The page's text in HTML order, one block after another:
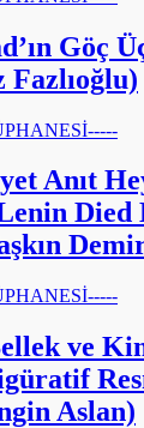
Göç
Anıt
Died
ve
Aslan)